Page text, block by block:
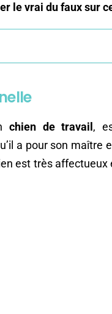
le vrai du faux sur
chien de travail ,
a pour son maître
est très affectueux